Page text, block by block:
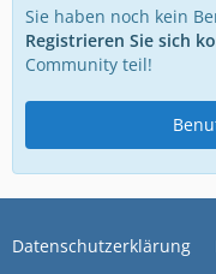
Sie haben noch kein
Registrieren Sie sich
Community teil!
Datenschutzerklärung